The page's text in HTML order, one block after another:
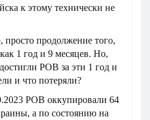
к этому технически не
просто продолжение того,
1 год и 9 месяцев. Но,
РОВ за эти 1 год и
и что потеряли?
РОВ оккупировали 64
а по состоянию на